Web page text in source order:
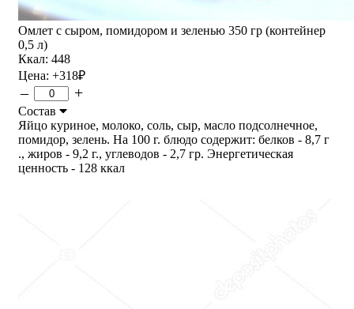
Омлет с сыром, помидором и зеленью 350 гр (контейнер
0,5 л)
Ккал: 448
Цена: +318₽
– +
Состав
Яйцо куриное, молоко, соль, сыр, масло подсолнечное,
помидор, зелень. На 100 г. блюдо содержит: белков - 8,7 г
., жиров - 9,2 г., углеводов - 2,7 гр. Энергетическая
ценность - 128 ккал